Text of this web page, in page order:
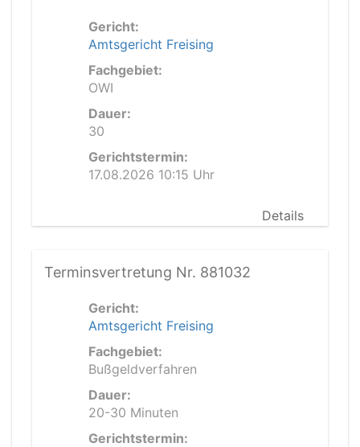
Gericht:
Amtsgericht Freising
Fachgebiet:
OWI
Dauer:
30
Gerichtstermin:
17.08.2026 10:15 Uhr
Details
Terminsvertretung Nr. 881032
Gericht:
Amtsgericht Freising
Fachgebiet:
Bußgeldverfahren
Dauer:
20-30 Minuten
Gerichtstermin: